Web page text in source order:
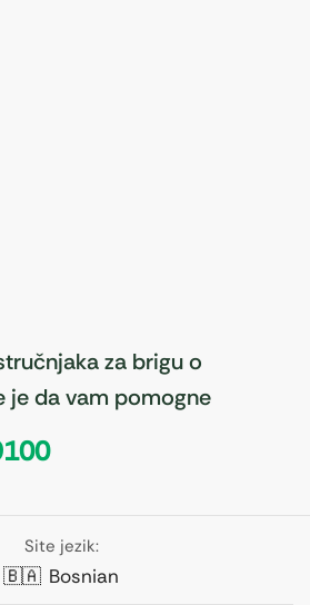
za brigu o
je da vam pomogne
Site jezik:
🇧🇦 Bosnian